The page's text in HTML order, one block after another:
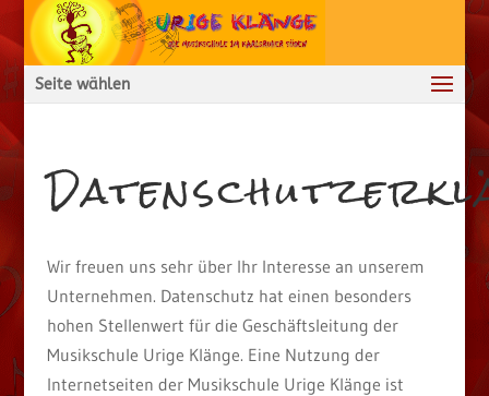
Seite wählen
Wir freuen uns sehr über Ihr Interesse an unserem
Unternehmen. Datenschutz hat einen besonders
hohen Stellenwert für die Geschäftsleitung der
Musikschule Urige Klänge. Eine Nutzung der
Internetseiten der Musikschule Urige Klänge ist